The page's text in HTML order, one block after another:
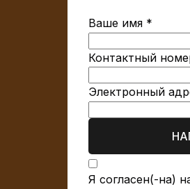
Ваше имя *
Контактный
Электронный
Я согласен(-на)